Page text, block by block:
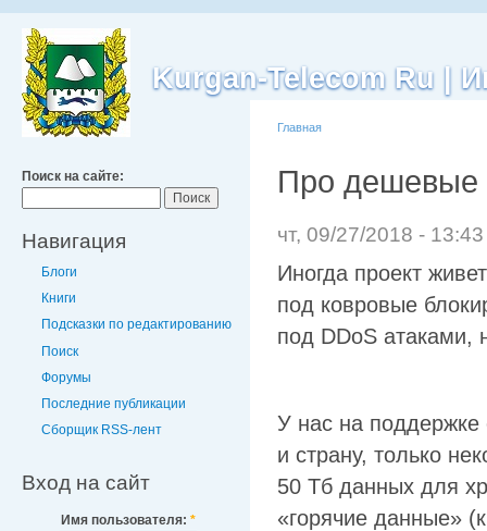
Kurgan-Telecom Ru |
Поиск на сайте:
Навигация
Блоги
Книги
Подсказки по редактированию
Поиск
Форумы
Последние публикации
Сборщик RSS-лент
Вход на сайт
Имя пользователя: *
Главная
Про дешевые
чт, 09/27/2018 -
Иногда проект
под ковровые
под DDoS атаками,
У нас на
и страну, только
50 Тб данных для
«горячие данные»